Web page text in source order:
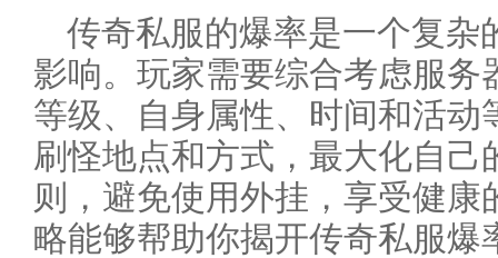
传奇私服的爆率是一个复杂
影响。玩家需要综合考虑服务
等级、自身属性、时间和活动
刷怪地点和方式，最大化自己
则，避免使用外挂，享受健
略能够帮助你揭开传奇私服爆